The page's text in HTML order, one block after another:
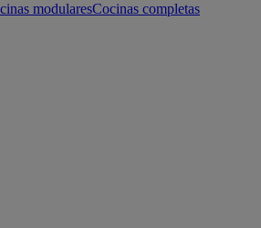
modularesCocinas completas